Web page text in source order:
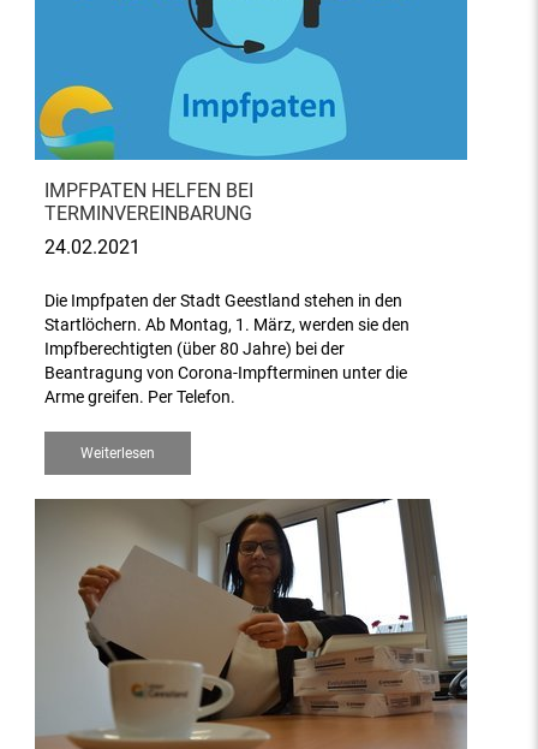
IMPFPATEN HELFEN BEI
TERMINVEREINBARUNG
24.02.2021
Die Impfpaten der Stadt Geestland stehen in den
Startlöchern. Ab Montag, 1. März, werden sie den
Impfberechtigten (über 80 Jahre) bei der
Beantragung von Corona-Impfterminen unter die
Arme greifen. Per Telefon.
Weiterlesen